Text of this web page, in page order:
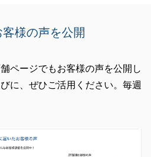
様の声を公開
ページでもお客様の声を公開し
に、ぜひご活用ください。毎週